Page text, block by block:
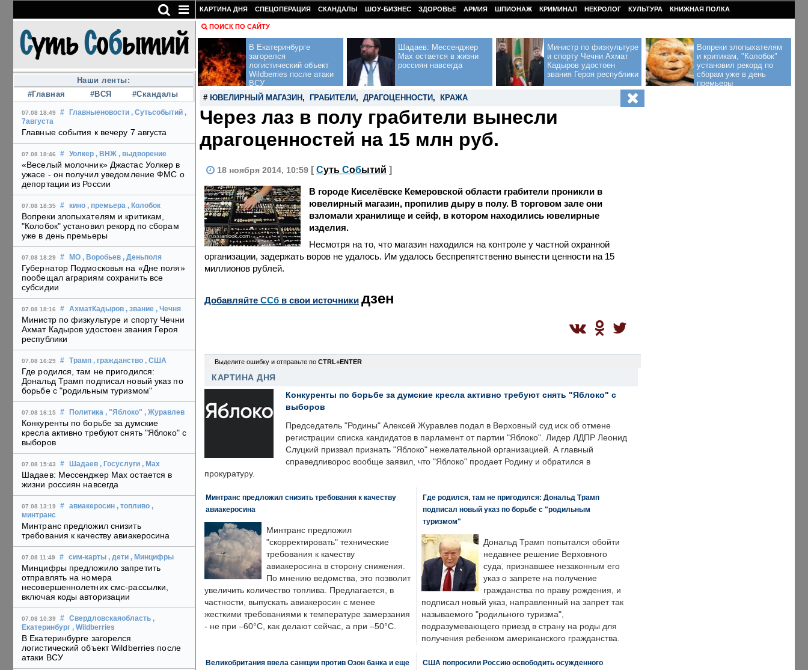
Наши ленты:
#Главная
#ВСЯ #Скандалы
07.08 18:49 # Главныеновости , Сутьсобытий ,
7августа
Главные события к вечеру 7 августа
07.08 18:46 # Уолкер , ВНЖ , выдворение
«Веселый молочник» Джастас Уолкер в
ужасе - он получил уведомление ФМС о
депортации из России
07.08 18:35 # кино , премьера , Колобок
Вопреки злопыхателям и критикам,
"Колобок" установил рекорд по сборам
уже в день премьеры
07.08 18:29 # МО , Воробьев , Деньполя
Губернатор Подмосковья на «Дне поля»
пообещал аграриям сохранить все
субсидии
07.08 18:16 # АхматКадыров , звание , Чечня
Министр по физкультуре и спорту Чечни
Ахмат Кадыров удостоен звания Героя
республики
07.08 16:29 # Трамп , гражданство , США
Где родился, там не пригодился:
Дональд Трамп подписал новый указ по
борьбе с "родильным туризмом"
07.08 16:15 # Политика , "Яблоко" , Журавлев
Конкуренты по борьбе за думские
кресла активно требуют снять "Яблоко" с
выборов
07.08 15:43 # Шадаев , Госуслуги , Max
Шадаев: Мессенджер Max остается в
жизни россиян навсегда
07.08 13:19 # авиакеросин , топливо ,
минтранс
Минтранс предложил снизить
требования к качеству авиакеросина
07.08 11:49 # сим-карты , дети , Минцифры
Минцифры предложило запретить
отправлять на номера
несовершеннолетних смс-рассылки,
включая коды авторизации
07.08 10:39 # Свердловскаяобласть ,
Екатеринбург , Wildberries
В Екатеринбурге загорелся
логистический объект Wildberries после
атаки ВСУ
КАРТИНА ДНЯ СПЕЦОПЕРАЦИЯ СКАНДАЛЫ ШОУ-БИЗНЕС ЗДОРОВЬЕ АРМИЯ ШПИОНАЖ КРИМИНАЛ НЕКРОЛОГ КУЛЬТУРА КНИЖНАЯ ПОЛКА
ПОИСК ПО САЙТУ
В Екатеринбурге
загорелся
логистический объект
Wildberries после атаки
ВСУ
Шадаев: Мессенджер
Max остается в жизни
россиян навсегда
Министр по физкультуре
и спорту Чечни Ахмат
Кадыров удостоен
звания Героя республики
Вопреки злопыхателям
и критикам, "Колобок"
установил рекорд по
сборам уже в день
премьеры
# ЮВЕЛИРНЫЙ МАГАЗИН , ГРАБИТЕЛИ , ДРАГОЦЕННОСТИ , КРАЖА
Через лаз в полу грабители вынесли
драгоценностей на 15 млн руб.
18 ноября 2014, 10:59 [ Суть Событий ]
russianlook.com
В городе Киселёвске Кемеровской области грабители проникли в
ювелирный магазин, пропилив дыру в полу. В торговом зале они
взломали хранилище и сейф, в котором находились ювелирные
изделия.
Несмотря на то, что магазин находился на контроле у частной охранной
организации, задержать воров не удалось. Им удалось беспрепятственно вынести ценности на 15
миллионов рублей.
Добавляйте CСб в свои источники дзен
Выделите ошибку и отправьте по CTRL+ENTER
КАРТИНА ДНЯ
Конкуренты по борьбе за думские кресла активно требуют снять "Яблоко" с
выборов
Председатель "Родины" Алексей Журавлев подал в Верховный суд иск об отмене
регистрации списка кандидатов в парламент от партии "Яблоко". Лидер ЛДПР Леонид
Слуцкий призвал признать "Яблоко" нежелательной организацией. А главный
справедливорос вообще заявил, что "Яблоко" продает Родину и обратился в
прокуратуру.
Минтранс предложил снизить требования к качеству
авиакеросина
Минтранс предложил
"скорректировать" технические
требования к качеству
авиакеросина в сторону снижения.
По мнению ведомства, это позволит
увеличить количество топлива. Предлагается, в
частности, выпускать авиакеросин с менее
жесткими требованиями к температуре замерзания
- не при –60°C, как делают сейчас, а при –50°C.
Где родился, там не пригодился: Дональд Трамп
подписал новый указ по борьбе с "родильным
туризмом"
Дональд Трамп попытался обойти
недавнее решение Верховного
суда, признавшее незаконным его
указ о запрете на получение
гражданства по праву рождения, и
подписал новый указ, направленный на запрет так
называемого "родильного туризма",
подразумевающего приезд в страну на роды для
получения ребенком американского гражданства.
Великобритания ввела санкции против Озон банка и еще
США попросили Россию освободить осужденного